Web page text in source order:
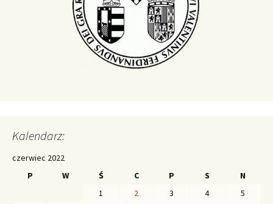
Kalendarz:
czerwiec 2022
P
W Ś C P S
N
1
2 3 4
5